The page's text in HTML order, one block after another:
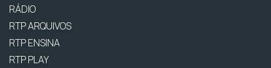
RÁDIO
RTP ARQUIVOS
RTP ENSINA
RTP PLAY